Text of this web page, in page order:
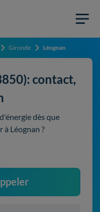
Gironde Léognan
contact,
dès que
à Léognan ?